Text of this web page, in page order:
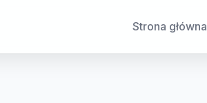
Strona główna